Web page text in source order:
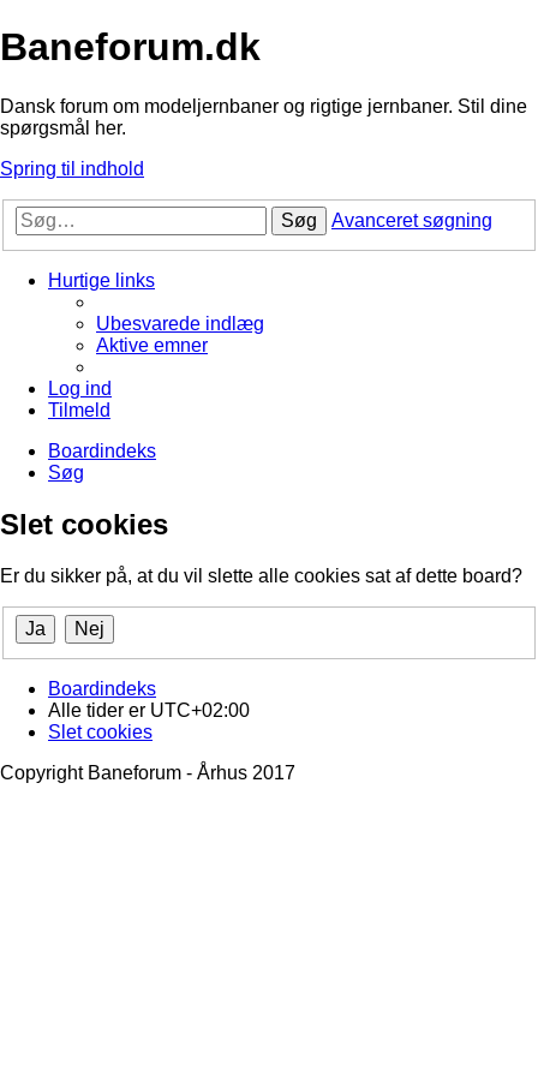
Baneforum.dk
Dansk forum om modeljernbaner og rigtige jernbaner. Stil dine
spørgsmål her.
Spring til indhold
Søg Avanceret søgning
Hurtige links
Ubesvarede indlæg
Aktive emner
Log ind
Tilmeld
Boardindeks
Søg
Slet cookies
Er du sikker på, at du vil slette alle cookies sat af dette board?
Boardindeks
Alle tider er UTC+02:00
Slet cookies
Copyright Baneforum - Århus 2017